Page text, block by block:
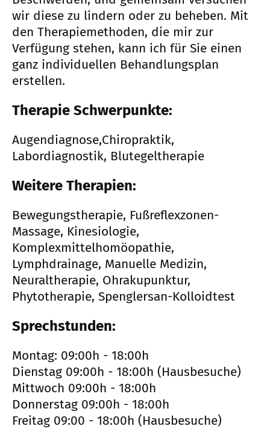
wir diese zu lindern oder zu beheben. Mit
den Therapiemethoden, die mir zur
Verfügung stehen, kann ich für Sie einen
ganz individuellen Behandlungsplan
erstellen.
Therapie Schwerpunkte:
Augendiagnose,Chiropraktik,
Labordiagnostik, Blutegeltherapie
Weitere Therapien:
Bewegungstherapie, Fußreflexzonen-
Massage, Kinesiologie,
Komplexmittelhomöopathie,
Lymphdrainage, Manuelle Medizin,
Neuraltherapie, Ohrakupunktur,
Phytotherapie, Spenglersan-Kolloidtest
Sprechstunden:
Montag: 09:00h - 18:00h
Dienstag 09:00h - 18:00h (Hausbesuche)
Mittwoch 09:00h - 18:00h
Donnerstag 09:00h - 18:00h
Freitag 09:00 - 18:00h (Hausbesuche)